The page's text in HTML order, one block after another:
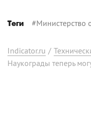
Теги #Министерство
Indicator.ru /
Наукограды теперь